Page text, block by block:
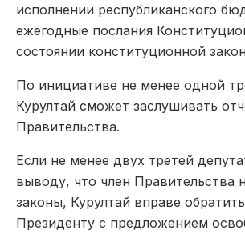
исполнении республиканского
ежегодные послания
состоянии конституционной
По инициативе не менее одной
Курултай сможет заслушивать
Правительства.
Если не менее двух третей
выводу, что член Правительства
законы, Курултай вправе
Президенту с предложением